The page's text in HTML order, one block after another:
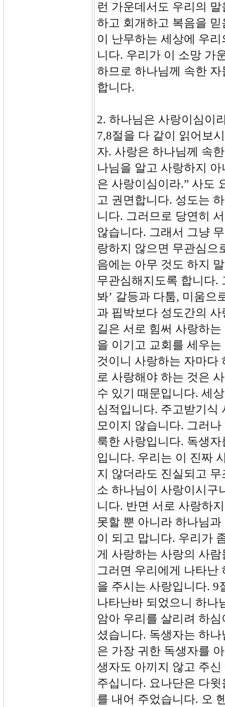
런 가운데서도 우리의
하고 회개하고 복음을
이 난무하는 세상에 우
니다. 우리가 이 소망 가
하므로 하나님께 속한
합니다.
2. 하나님은 사랑이심이
7,8절을 다 같이 읽어보
자. 사랑은 하나님께 속
나님을 알고 사랑하지
은 사랑이심이라.” 사도
고 권면합니다. 성도는
니다. 그러므로 당연히
않습니다. 그래서 그냥
랑하지 않으면 무관심으
음에는 아무 것도 하지
무관심해지도록 합니다.
봐’ 갈등과 다툼, 미움으
과 핍박보다 성도간의
길은 서로 힘써 사랑하
을 이기고 교회를 세우
것이니 사랑하는 자마다
로 사랑해야 하는 것은
수 있기 때문입니다. 세
심적입니다. 주고받기식
모이지 않습니다. 그러
룩한 사랑입니다. 독생
입니다. 우리는 이 진짜
지 않더라도 진실되고
소 하나님이 사랑이시구
니다. 반면 서로 사랑하
못할 뿐 아니라 하나님
이 되고 맙니다. 우리가
게 사랑하는 사랑의 사
그러면 우리에게 나타난
을 주시는 사랑입니다. 9
나타난바 되었으니 하나
암아 우리를 살리려 하
셨습니다. 독생자는 하
은 가장 귀한 독생자를
생자도 아끼지 않고 주
주십니다. 요나단은 다
를 내어 주었습니다. 오